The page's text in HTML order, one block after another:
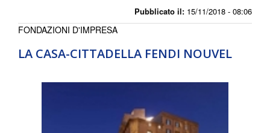
Pubblicato il: 15/11/2018 - 08:06
LA CASA-CITTADELLA FENDI NOUVEL
FONDAZIONI D'IMPRESA